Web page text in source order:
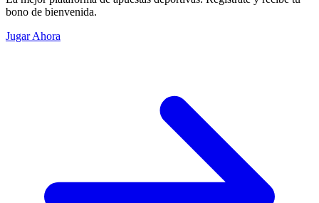
bono de bienvenida.
Jugar Ahora